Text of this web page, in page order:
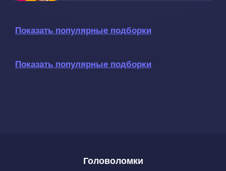
Показать популярные подборки
Показать популярные подборки
Головоломки